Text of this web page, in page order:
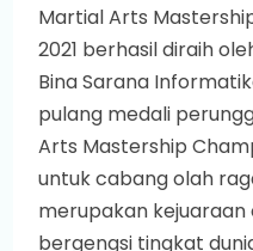
Martial Arts
2021 berhasil diraih
Bina Sarana
pulang medali
Arts Mastership
untuk cabang olah
merupakan
bergengsi tingkat